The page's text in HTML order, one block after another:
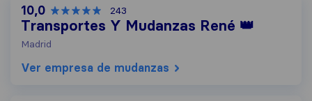
10,0 243
Transportes Y Mudanzas René 👑
Madrid
Ver empresa de mudanzas